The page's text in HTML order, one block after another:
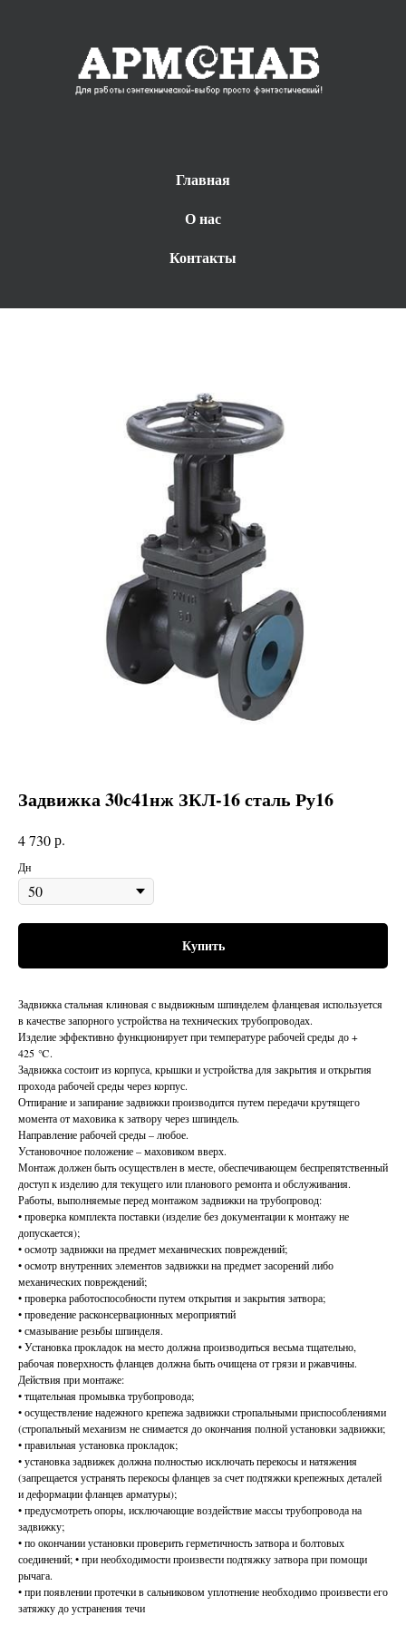
Главная
О нас
Контакты
Задвижка 30с41нж ЗКЛ-16 сталь Ру16
4 730р.
Дн
Купить
Задвижка стальная клиновая с выдвижным шпинделем фланцевая используется
в качестве запорного устройства на технических трубопроводах.
Изделие эффективно функционирует при температуре рабочей среды до +
425 ℃.
Задвижка состоит из корпуса, крышки и устройства для закрытия и открытия
прохода рабочей среды через корпус.
Отпирание и запирание задвижки производится путем передачи крутящего
момента от маховика к затвору через шпиндель.
Направление рабочей среды – любое.
Установочное положение – маховиком вверх.
Монтаж должен быть осуществлен в месте, обеспечивающем беспрепятственный
доступ к изделию для текущего или планового ремонта и обслуживания.
Работы, выполняемые перед монтажом задвижки на трубопровод:
• проверка комплекта поставки (изделие без документации к монтажу не
допускается);
• осмотр задвижки на предмет механических повреждений;
• осмотр внутренних элементов задвижки на предмет засорений либо
механических повреждений;
• проверка работоспособности путем открытия и закрытия затвора;
• проведение расконсервационных мероприятий
• смазывание резьбы шпинделя.
• Установка прокладок на место должна производиться весьма тщательно,
рабочая поверхность фланцев должна быть очищена от грязи и ржавчины.
Действия при монтаже:
• тщательная промывка трубопровода;
• осуществление надежного крепежа задвижки стропальными приспособлениями
(стропальный механизм не снимается до окончания полной установки задвижки;
• правильная установка прокладок;
• установка задвижек должна полностью исключать перекосы и натяжения
(запрещается устранять перекосы фланцев за счет подтяжки крепежных деталей
и деформации фланцев арматуры);
• предусмотреть опоры, исключающие воздействие массы трубопровода на
задвижку;
• по окончании установки проверить герметичность затвора и болтовых
соединений; • при необходимости произвести подтяжку затвора при помощи
рычага.
• при появлении протечки в сальниковом уплотнение необходимо произвести его
затяжку до устранения течи